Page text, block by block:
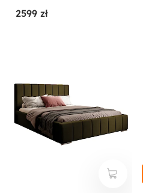
tkaninie hydrofobowej
2599 zł